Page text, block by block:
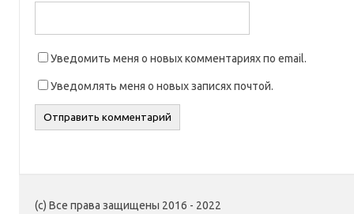
Уведомить меня о новых комментариях по email.
Уведомлять меня о новых записях почтой.
(c) Все права защищены 2016 - 2022